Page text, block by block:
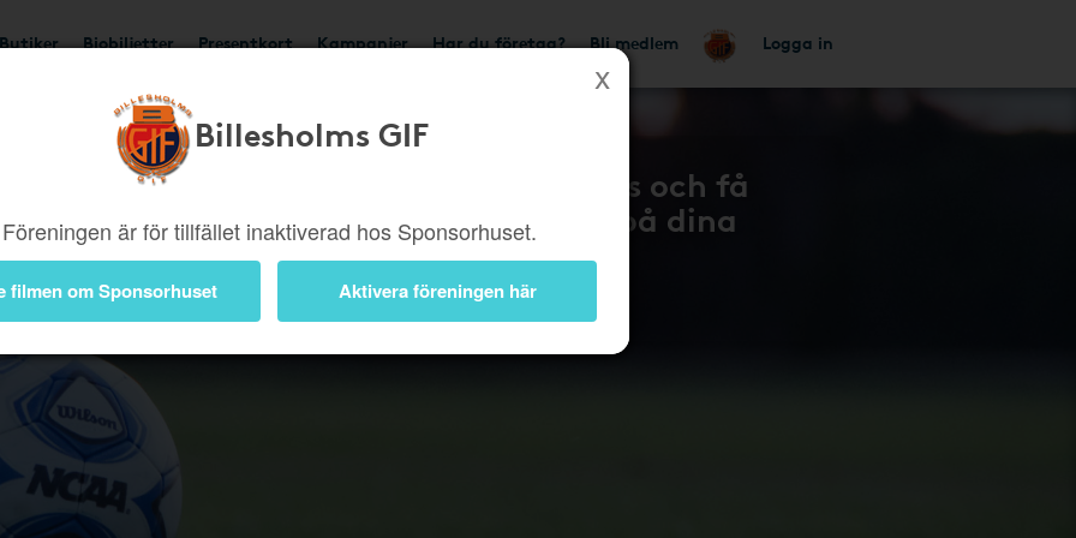
Butiker Biobiljetter Presentkort Kampanjer Har du företag? Bli medlem Logga in
Billesholms GIF
Föreningen är för tillfället inaktiverad hos Sponsorhuset.
filmen om Sponsorhuset Aktivera föreningen här
Bli medlem gratis och få
pengar tillbaka på dina
nätköp från 604
nätbutiker!